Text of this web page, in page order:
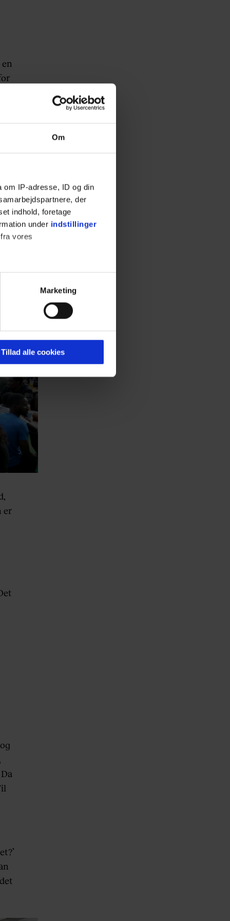
Om
IP-adresse, ID og din
der
indhold, foretage
under indstillinger
vores
indhold til dig.
i forbindelse med
læse mere om vores
i både
Marketing
Tillad alle cookies
er